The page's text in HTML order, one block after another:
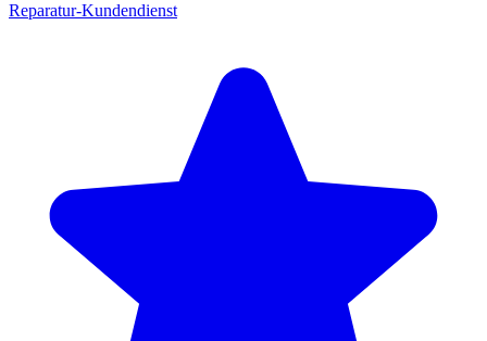
Reparatur-Kundendienst